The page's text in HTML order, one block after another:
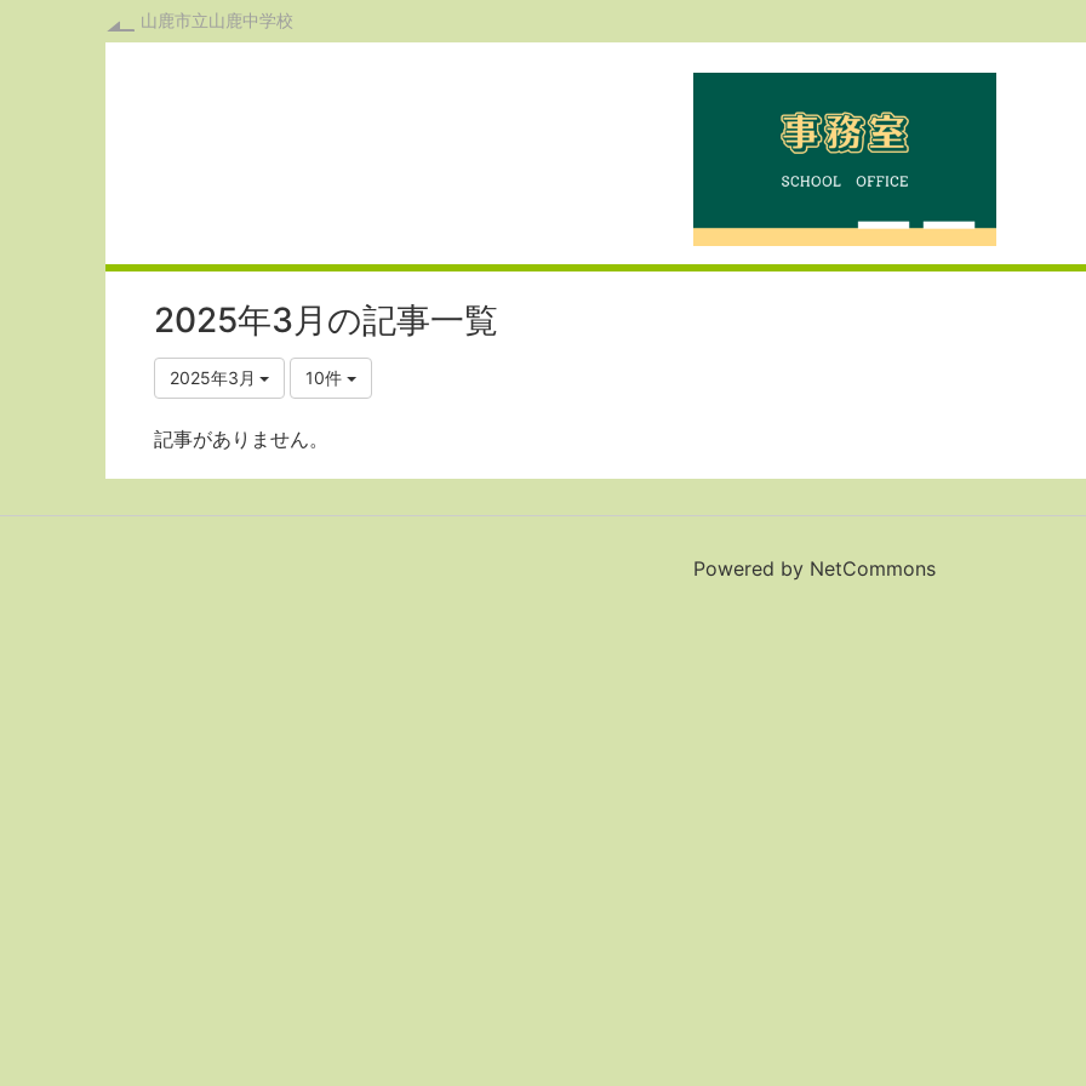
山鹿市立山鹿中学校
2025年3月の記事一覧
2025年3月 10件
記事がありません。
Powered by NetCommons